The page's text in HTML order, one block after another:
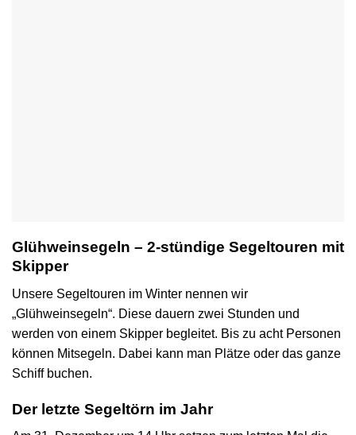
Glühweinsegeln – 2-stündige Segeltouren mit
Skipper
Unsere Segeltouren im Winter nennen wir
„Glühweinsegeln“. Diese dauern zwei Stunden und
werden von einem Skipper begleitet. Bis zu acht Personen
können Mitsegeln. Dabei kann man Plätze oder das ganze
Schiff buchen.
Der letzte Segeltörn im Jahr